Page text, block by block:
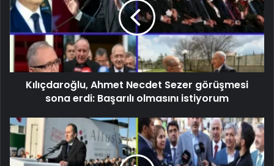
Kılıçdaroğlu, Ahmet Necdet Sezer görüşmesi
sona erdi: Başarılı olmasını istiyorum